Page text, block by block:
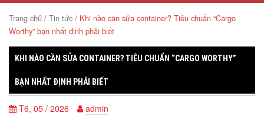
navigation
Trang chủ / Tin tức / Khi nào cần sửa container? Tiêu chuẩn “Cargo
Worthy” bạn nhất định phải biết
KHI NÀO CẦN SỬA CONTAINER? TIÊU CHUẨN “CARGO WORTHY”
BẠN NHẤT ĐỊNH PHẢI BIẾT
T6, 05 / 2026 admin